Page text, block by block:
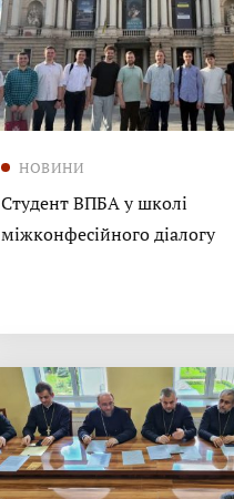
НОВИНИ
Студент ВПБА у школі
міжконфесійного діалогу